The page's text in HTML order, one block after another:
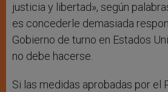
justicia y libertad», según
es concederle demasiada
Gobierno de turno en Estados
no debe hacerse.
Si las medidas aprobadas por el